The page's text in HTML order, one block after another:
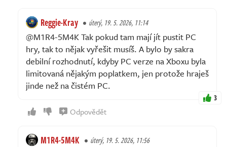
Reggie-Kray úterý, 19. 5. 2026, 11:14
@M1R4-5M4K Tak pokud tam mají jít pustit PC
hry, tak to nějak vyřešit musíš. A bylo by sakra
debilní rozhodnutí, kdyby PC verze na Xboxu byla
limitovaná nějakým poplatkem, jen protože hraješ
jinde než na čistém PC.
3
Odpovědět
M1R4-5M4K úterý, 19. 5. 2026, 11:56